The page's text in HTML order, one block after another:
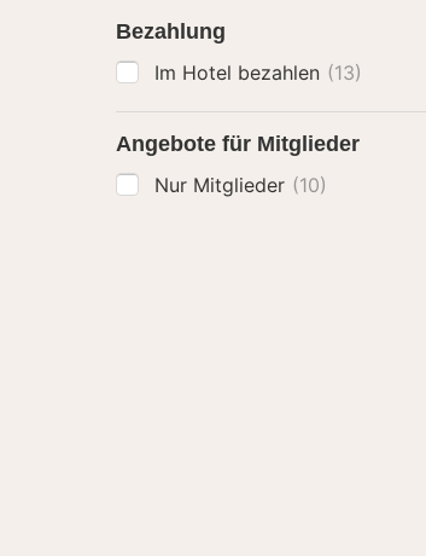
Bezahlung
Im Hotel bezahlen (13)
Angebote für Mitglieder
Nur Mitglieder (10)